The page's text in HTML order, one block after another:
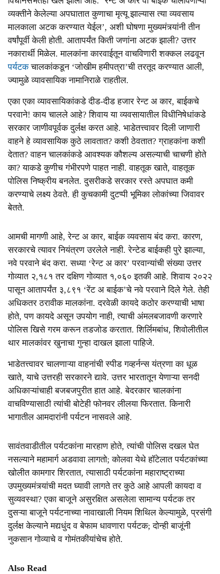
व्यक्तीने केलेल्या अपघातात कुणाचा मृत्यू झाल्यास त्या व्यवसाय
मालकाला अटक करण्यात येईल’, अशी घोषणा मुख्यमंत्र्यांनी तीन
वर्षांपूर्वी केली होती. आतापर्यंत किती जणांना अटक झाली? उत्तर
नकारार्थी मिळेल. मालकांना कारवाईतून वाचविणारी शक्कल लढवून
पर्यटकचालकांकडून ‘जोखीम हमीपत्रा’ची तरतूद करण्यात आली,
ज्यामुळे व्यावसायिक नामानिराळे राहतील.
एका एका व्यावसायिकांकडे दीड-दीड हजार रेन्ट अ कार, बाईकचे
परवाने! काय चालले आहे? शिवाय या व्यवसायातील विधीनिषेधांकडे
सरकार जाणीवपूर्वक दुर्लक्ष करत आहे. भाडेतत्त्वावर दिली जाणारी
वाहने हे व्यावसायिक कुठे लावतात? कशी ठेवतात? ग्राहकांना कशी
देतात? वाहन चालकांकडे आवश्यक कौशल्य असल्याची चाचणी होते
का? याकडे कुणीच गंभीरपणे पाहत नाही. वाहतूक खाते, वाहतूक
पोलिस निष्क्रीय बनलेत. दुसरीकडे सरकार रस्ते अपघात कमी
करण्याचे लक्ष्य ठेवते. ही कुचकामी दुटप्पी भूमिका लोकांच्या जिवावर
बेतते.
आमची मागणी आहे, रेन्ट अ कार, बाईक व्यवसाय बंद करा. कारण,
सरकारचे त्यावर नियंत्रण उरलेले नाही. रेन्टेड बाईकही पुरे झाल्या,
नवे परवाने बंद करा. सध्या ‘रेन्ट अ कार’ परवान्यांची संख्या उत्तर
गोव्यात २,१८१ तर दक्षिण गोव्यात १,०६० इतकी आहे. शिवाय २०२२
पासून आतापर्यंत ३,८९१ ‘रेंट अ बाईक’चे नवे परवाने दिले गेले. तेही
अधिकतर ठरावीक मालकांना. दरवेळी कायदे कठोर करण्याची भाषा
होते, पण कायदे असून उपयोग नाही, त्याची अंमलबजावणी करणारे
पोलिस खिसे गरम करून तडजोड करतात. शिर्लिमबांध, शिवोलीतील
थार मालकांवर खुनाचा गुन्हा दाखल झाला पाहिजे.
भाडेतत्त्वावर चालणाऱ्या वाहनांची स्पीड गव्हर्नन्स यंत्रणा का धूळ
खाते, याचे उत्तरही सरकारने द्यावे. उत्तर भारतातून येणाऱ्या सनदी
अधिकाऱ्यांचाही बजबजपुरीत हात आहे. बेदरकार चालकांना
वाचविण्यासाठी त्यांची बोटेही फोनवर लीलया फिरतात. किनारी
भागातील आमदारांनी पर्यटन नासवले आहे.
सावंतवाडीतील पर्यटकांना मारहाण होते, त्यांची पोलिस दखल घेत
नसल्याने महामार्ग अडवावा लागतो; कोलवा येथे हॉटेलात पर्यटकांच्या
खोलीत कामगार शिरतात, त्यासाठी पर्यटकांना महाराष्ट्राच्या
उपमुख्यमंत्र्यांची मदत घ्यावी लागते तर कुठे आहे आपली कायदा व
सुव्यवस्था? एका बाजूने असुरक्षित असलेला सामान्य पर्यटक तर
दुसऱ्या बाजूने पर्यटनाच्या नावाखाली नियम शिथिल केल्यामुळे, प्रसंगी
दुर्लक्ष केल्याने मद्यधुंद व बेफाम धावणारा पर्यटक; दोन्ही बाजूंनी
नुकसान गोव्याचे व गोमंतकीयांचेच होते.
Also Read